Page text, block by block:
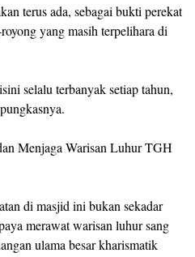
terus ada, sebagai bukti perekat
yang masih terpelihara di
selalu terbanyak setiap tahun,
Menjaga Warisan Luhur TGH
di masjid ini bukan sekadar
merawat warisan luhur sang
ulama besar kharismatik